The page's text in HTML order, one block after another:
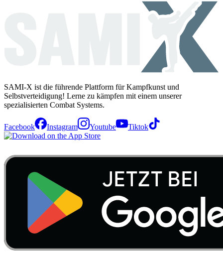
SAMI-X ist die führende Plattform für Kampfkunst und
Selbstverteidigung! Lerne zu kämpfen mit einem unserer
spezialisierten Combat Systems.
Facebook Instagram Youtube Tiktok